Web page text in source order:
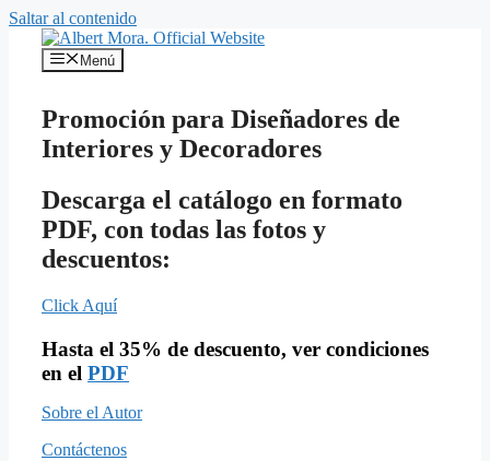
Saltar al contenido
Menú
Promoción para Diseñadores de
Interiores y Decoradores
Descarga el catálogo en formato
PDF, con todas las fotos y
descuentos:
Click Aquí
Hasta el 35% de descuento, ver condiciones
en el PDF
Sobre el Autor
Contáctenos